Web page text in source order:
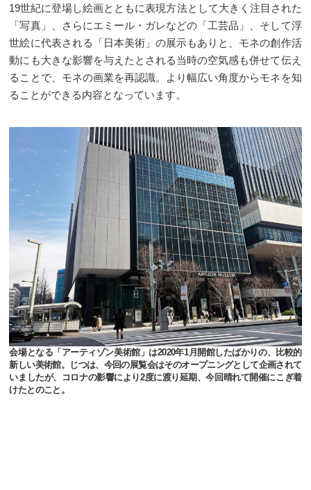
19世紀に登場し絵画とともに表現方法として大きく注目された
「写真」、さらにエミール・ガレなどの「工芸品」、そして浮
世絵に代表される「日本美術」の展示もありと、モネの創作活
動にも大きな影響を与えたとされる当時の空気感も併せて伝え
ることで、モネの画業を再認識。より幅広い角度からモネを知
ることができる内容となっています。
会場となる「アーティゾン美術館」は2020年1月開館したばかりの、比較的
新しい美術館。じつは、今回の展覧会はそのオープニングとして企画されて
いましたが、コロナの影響により2度に渡り延期、今回晴れて開催にこぎ着
けたとのこと。